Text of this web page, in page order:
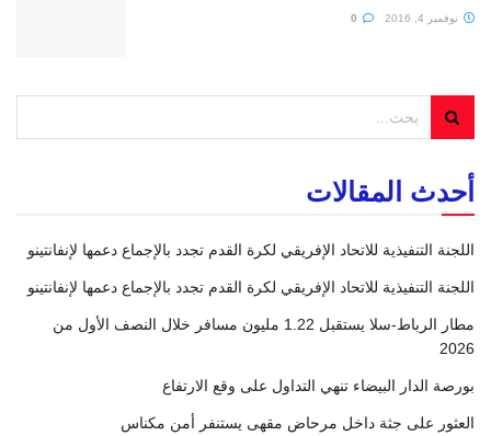
نوفمبر 4, 2016
أحدث المقالات
اللجنة التنفيذية للاتحاد الإفريقي لكرة القدم تجدد بالإجماع دعمها لإنفانتينو
اللجنة التنفيذية للاتحاد الإفريقي لكرة القدم تجدد بالإجماع دعمها لإنفانتينو
مطار الرباط-سلا يستقبل 1.22 مليون مسافر خلال النصف الأول من
2026
بورصة الدار البيضاء تنهي التداول على وقع الارتفاع
العثور على جثة داخل مرحاض مقهى يستنفر أمن مكناس